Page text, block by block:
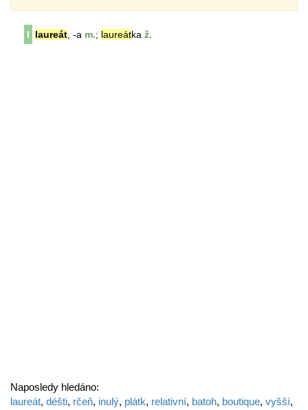
l laureát , -a m.; laureátka ž.
Naposledy hledáno:
laureát, déšti, rčeň, inulý, plátk, relativní, batoh, boutique, vyšší,